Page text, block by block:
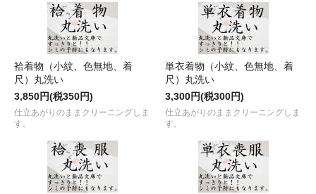
袷着物（小紋、色無地、着
尺）丸洗い
3,850円(税350円)
仕立あがりのままクリーニングしま
す。
単衣着物（小紋、色無地、着
尺）丸洗い
3,300円(税300円)
仕立あがりのままクリーニングしま
す。